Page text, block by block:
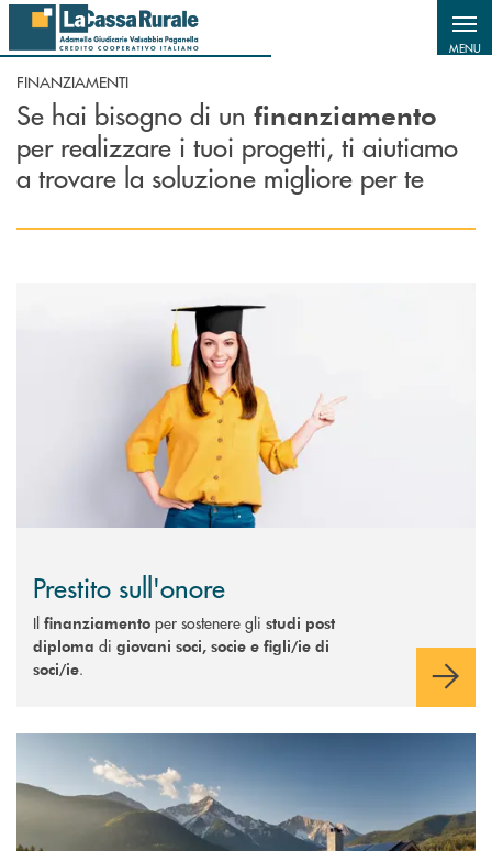
Salta al contenuto principale
MENU
FINANZIAMENTI
Se hai bisogno di un finanziamento
per realizzare i tuoi progetti, ti aiutiamo
a trovare la soluzione migliore per te
Prestito sull'onore
Il finanziamento per sostenere gli studi post
diploma di giovani soci, socie e figli/ie di
soci/ie.